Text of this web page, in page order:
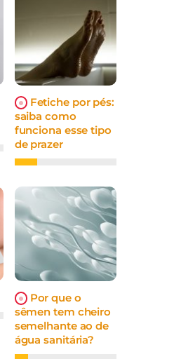
Fetiche por pés:
saiba como
funciona esse tipo
de prazer
Por que o
sêmen tem cheiro
semelhante ao de
água sanitária?